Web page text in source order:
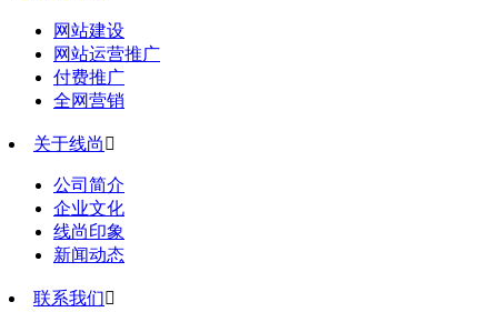
网站建设
网站运营推广
付费推广
全网营销
关于线尚 
公司简介
企业文化
线尚印象
新闻动态
联系我们